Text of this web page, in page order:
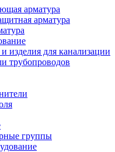
арматура
арматура
изделия для канализации
трубопроводов
группы